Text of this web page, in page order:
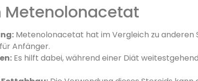
Metenolonacetat
Metenolonacetat hat im Vergleich zu anderen
Anfänger.
Es hilft dabei, während einer Diät